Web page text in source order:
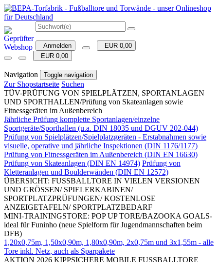
Anmelden
EUR 0,00
EUR 0,00
Navigation Toggle navigation
Zur Shopstartseite Suchen
TÜV-PRÜFUNG VON SPIELPLÄTZEN, SPORTANLAGEN
UND SPORTHALLEN/Prüfung von Skateanlagen sowie
Fitnessgeräten im Außenbereich
Jährliche Prüfung komplette Sportanlagen/einzelne
Sportgeräte/Sporthallen (u.a. DIN 18035 und DGUV 202-044)
Prüfung von Spielplätzen/Spielplatzgeräten - Erstabnahmen sowie
visuelle, operative und jährliche Inspektionen (DIN 1176/1177)
Prüfung von Fitnessgeräten im Außenbereich (DIN EN 16630)
Prüfung von Skateanlagen (DIN EN 14974) Prüfung von
Kletteranlagen und Boulderwänden (DIN EN 12572)
ÜBERSICHT: FUSSBALLTORE IN VIELEN VERSIONEN
UND GRÖSSEN/ SPIELERKABINEN/
SPORTPLATZPRÜFUNGEN/ KOSTENLOSE
ANZEIGETAFELN/ SPORTPLATZBEDARF
MINI-TRAININGSTORE: POP UP TORE/BAZOOKA GOALS-
ideal für Funinho (neue Spielform für Jugendmannschaften beim
DFB)
1,20x0,75m, 1,50x0,90m, 1,80x0,90m, 2x0,75m und 3x1,55m - alle
Tore inkl. Netz, auch als Sparpakete
AKTION 2026 KIPPSICHERE MOBILE FUSSBALLTORE